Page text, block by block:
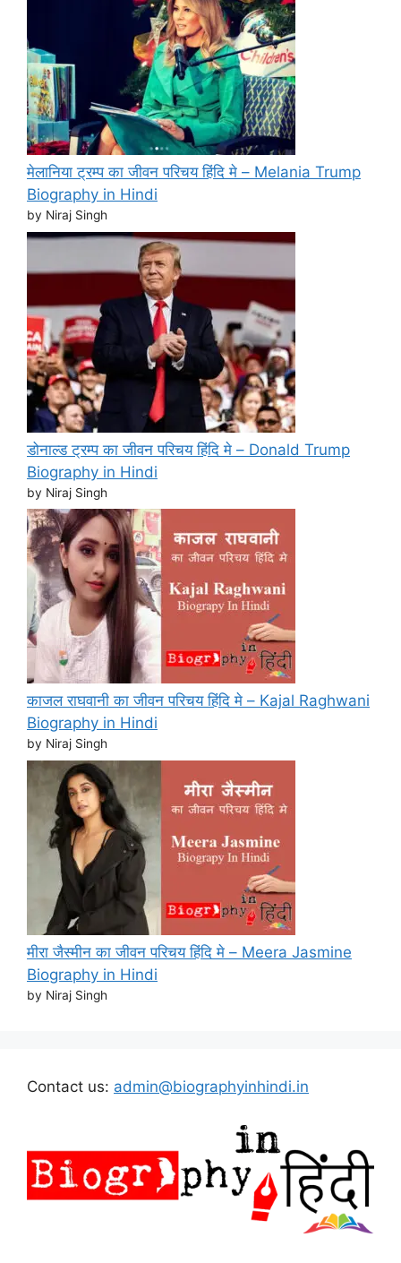
मेलानिया ट्रम्प का जीवन परिचय हिंदि मे – Melania Trump
Biography in Hindi
by Niraj Singh
डोनाल्ड ट्रम्प का जीवन परिचय हिंदि मे – Donald Trump
Biography in Hindi
by Niraj Singh
काजल राघवानी का जीवन परिचय हिंदि मे – Kajal Raghwani
Biography in Hindi
by Niraj Singh
मीरा जैस्मीन का जीवन परिचय हिंदि मे – Meera Jasmine
Biography in Hindi
by Niraj Singh
Contact us: admin@biographyinhindi.in